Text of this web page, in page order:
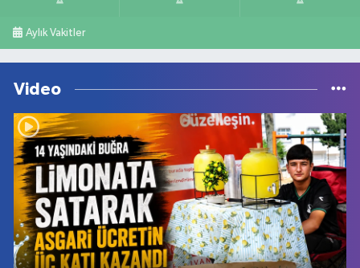
Aylık Vakitler
Video